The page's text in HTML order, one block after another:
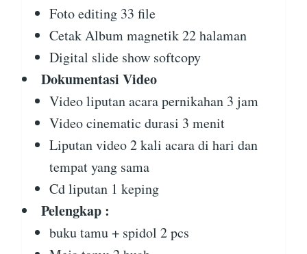
Foto editing 33 file
Cetak Album magnetik 22 halaman
Digital slide show softcopy
Dokumentasi Video
Video liputan acara pernikahan 3 jam
Video cinematic durasi 3 menit
Liputan video 2 kali acara di hari dan
tempat yang sama
Cd liputan 1 keping
Pelengkap :
buku tamu + spidol 2 pcs